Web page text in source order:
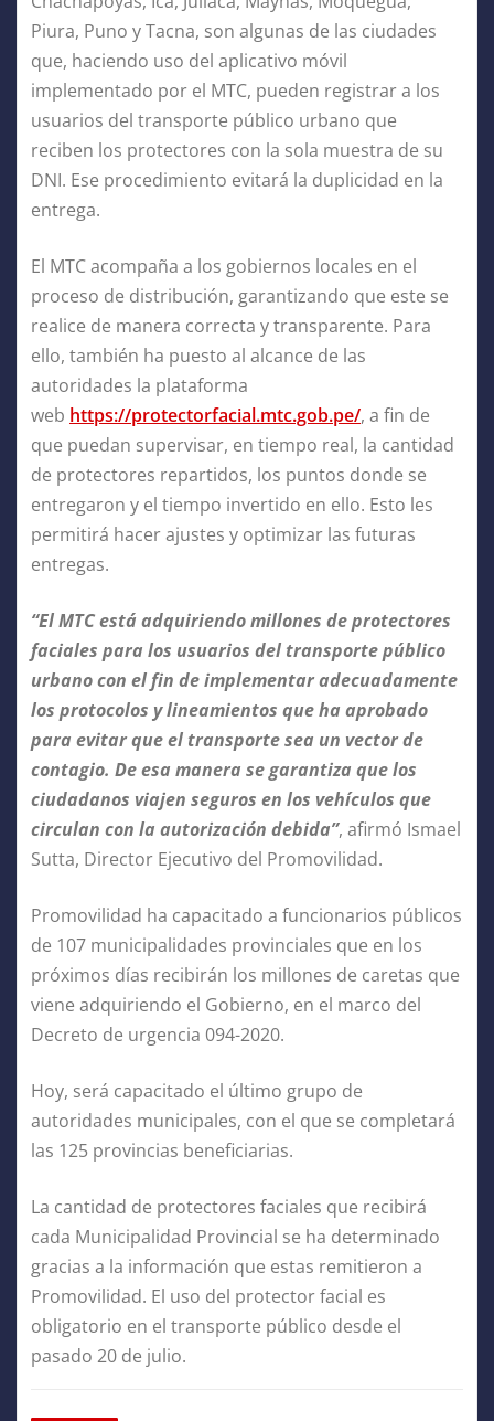
Piura, Puno y Tacna, son algunas de las ciudades
que, haciendo uso del aplicativo móvil
implementado por el MTC, pueden registrar a los
usuarios del transporte público urbano que
reciben los protectores con la sola muestra de su
DNI. Ese procedimiento evitará la duplicidad en la
entrega.
El MTC acompaña a los gobiernos locales en el
proceso de distribución, garantizando que este se
realice de manera correcta y transparente. Para
ello, también ha puesto al alcance de las
autoridades la plataforma
web https://protectorfacial.mtc.gob.pe/, a fin de
que puedan supervisar, en tiempo real, la cantidad
de protectores repartidos, los puntos donde se
entregaron y el tiempo invertido en ello. Esto les
permitirá hacer ajustes y optimizar las futuras
entregas.
“El MTC está adquiriendo millones de protectores
faciales para los usuarios del transporte público
urbano con el fin de implementar adecuadamente
los protocolos y lineamientos que ha aprobado
para evitar que el transporte sea un vector de
contagio. De esa manera se garantiza que los
ciudadanos viajen seguros en los vehículos que
circulan con la autorización debida”, afirmó Ismael
Sutta, Director Ejecutivo del Promovilidad.
Promovilidad ha capacitado a funcionarios públicos
de 107 municipalidades provinciales que en los
próximos días recibirán los millones de caretas que
viene adquiriendo el Gobierno, en el marco del
Decreto de urgencia 094-2020.
Hoy, será capacitado el último grupo de
autoridades municipales, con el que se completará
las 125 provincias beneficiarias.
La cantidad de protectores faciales que recibirá
cada Municipalidad Provincial se ha determinado
gracias a la información que estas remitieron a
Promovilidad. El uso del protector facial es
obligatorio en el transporte público desde el
pasado 20 de julio.